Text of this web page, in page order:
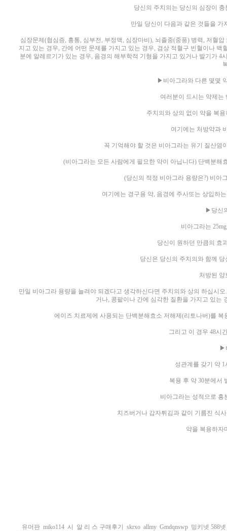
당신의 주치의는 당신의 심장이
만일 당신이 다음과 같은 것들을 가
심장문제(협심증, 흉통, 심부전, 부정맥, 심장마비), 뇌졸중(중풍) 병력, 저혈
지고 있는 경우, 간에 어떤 문제를 가지고 있는 경우, 겸상 적혈구 빈혈이나
분에 알레르기가 있는 경우, 음경의 해부학적 기형을 가지고 있거나 발기가
▶비아그라와 다른 몇몇
여러분이 드시는 약제는
주치의와 상의 없이 약을 복
여기에는 처방약과
꼭 기억해야 할 것은 비아그라는 유기 질산염
(비아그라는 모든 사람에게 필요한 약이 아닙니다) 단백분
(당신의 적정 비아그라 용량은?) 비아
여기에는 경구용 약, 음경에 주사또는 상입하
▶당신
비아그라는
당신이 원하던 만큼의 효
당신은 당신의 주치의와 함께
처방된 양
만일 비아그라 용량을 늘려야 되겠다고 생각하신다면 주치의와 상의 하십시
거나, 콩팥이나 간에 심각한 질환을 가지고 있는
에이즈 치료제에 사용되는 단백분해효소 저해제(리토나버)를
그리고 이 경우 48시
▶
성관계를 갖기 약
복용 후 약 30분에서
비아그라는 성적으로 흥
치즈버거나 감자튀김과 같이 기름진 식
약을 복용하자
유머판 miko114 시 알 리 스 구매후기 skrxo allmy Gmdqnswp 밍키넷 588넷